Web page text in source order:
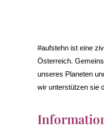
#aufstehn ist eine
Österreich.
unseres Planeten
wir unterstützen sie